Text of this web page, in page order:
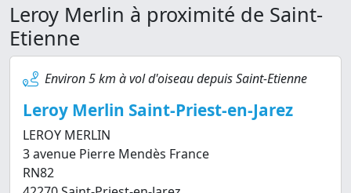
Leroy Merlin à proximité de Saint-
Etienne
Environ 5 km à vol d'oiseau depuis Saint-Etienne
Leroy Merlin Saint-Priest-en-Jarez
LEROY MERLIN
3 avenue Pierre Mendès France
RN82